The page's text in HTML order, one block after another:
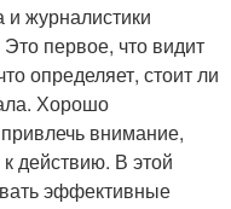
журналистики
первое, что видит
определяет, стоит ли
Хорошо
внимание,
действию. В этой
эффективные